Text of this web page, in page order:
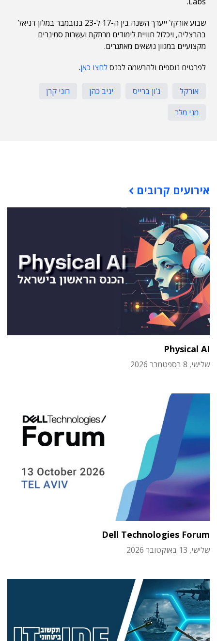
שבוע אורקל ייערך השנה בין ה-17 ל-23 בנובמבר במלון דניאל
בהרצליה, ויכלול חוויית לימודים מרתקת ועשרות סמינרים
מקצועיים במגוון נושאים מאתגרים.
לפרטים נוספים ולהרשמה לכנסלחצו כאן.
אורקל ג'ון ברייס יניב כהן
רוני קרן
מני מלר
אירועים קרובים
Physical AI
שלישי, 8 בספטמבר 2026
Dell Technologies Forum
שלישי, 13 באוקטובר 2026